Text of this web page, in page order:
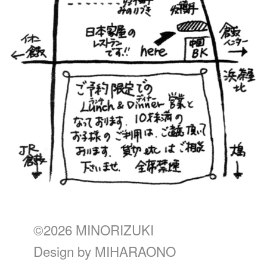
©2026 MINORIZUKI
Design by MIHARAONO